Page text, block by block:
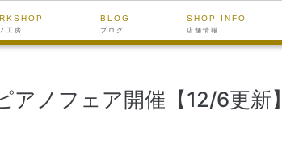
工房
BLOG
ブログ
SHOP INFO
店舗情報
アノフェア開催【12/6更